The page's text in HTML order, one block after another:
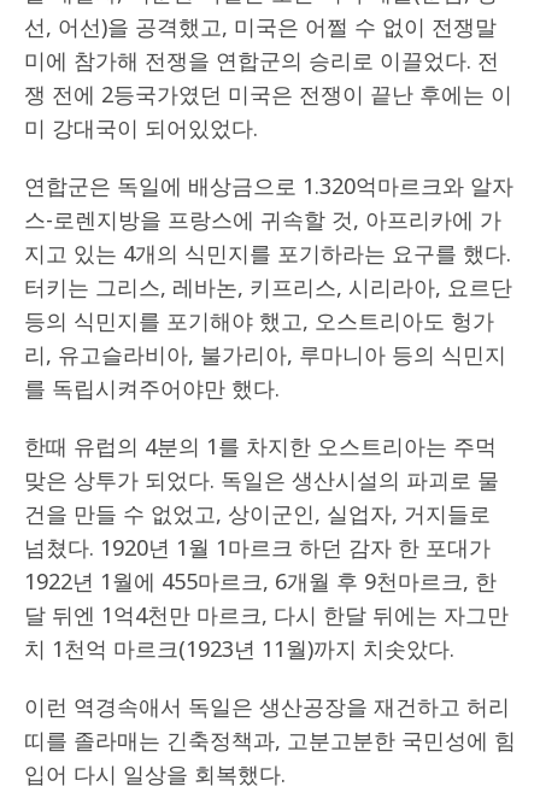
선, 어선)을 공격했고, 미국은 어쩔 수 없이 전쟁말
미에 참가해 전쟁을 연합군의 승리로 이끌었다. 전
쟁 전에 2등국가였던 미국은 전쟁이 끝난 후에는 이
미 강대국이 되어있었다.
연합군은 독일에 배상금으로 1.320억마르크와 알자
스-로렌지방을 프랑스에 귀속할 것, 아프리카에 가
지고 있는 4개의 식민지를 포기하라는 요구를 했다.
터키는 그리스, 레바논, 키프리스, 시리라아, 요르단
등의 식민지를 포기해야 했고, 오스트리아도 헝가
리, 유고슬라비아, 불가리아, 루마니아 등의 식민지
를 독립시켜주어야만 했다.
한때 유럽의 4분의 1를 차지한 오스트리아는 주먹
맞은 상투가 되었다. 독일은 생산시설의 파괴로 물
건을 만들 수 없었고, 상이군인, 실업자, 거지들로
넘쳤다. 1920년 1월 1마르크 하던 감자 한 포대가
1922년 1월에 455마르크, 6개월 후 9천마르크, 한
달 뒤엔 1억4천만 마르크, 다시 한달 뒤에는 자그만
치 1천억 마르크(1923년 11월)까지 치솟았다.
이런 역경속애서 독일은 생산공장을 재건하고 허리
띠를 졸라매는 긴축정책과, 고분고분한 국민성에 힘
입어 다시 일상을 회복했다.